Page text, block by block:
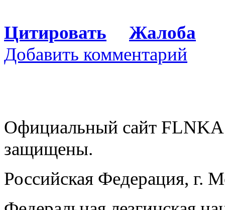
Цитировать
Жалоба
Добавить комментарий
Официальный сайт
защищены.
Российская Федерация, г.